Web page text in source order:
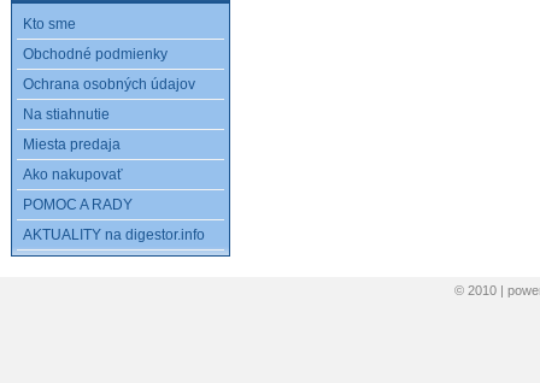
Kto sme
Obchodné podmienky
Ochrana osobných údajov
Na stiahnutie
Miesta predaja
Ako nakupovať
POMOC A RADY
AKTUALITY na digestor.info
© 2010 |